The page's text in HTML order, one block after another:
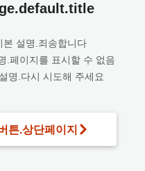
본 설명.죄송합니다
.페이지를 표시할 수 없음
명.다시 시도해 주세요
튼.상단페이지